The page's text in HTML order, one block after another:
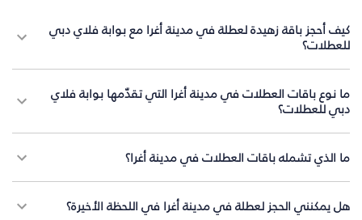
كيف أحجز باقة زهيدة لعطلة في مدينة أغرا مع بوابة فلاي دبي
للعطلات؟
ما نوع باقات العطلات في مدينة أغرا التي تقدّمها بوابة فلاي
دبي للعطلات؟
ما الذي تشمله باقات العطلات في مدينة أغرا؟
هل يمكنني الحجز لعطلة في مدينة أغرا في اللحظة الأخيرة؟